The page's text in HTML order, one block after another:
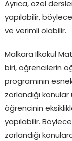
Ayrıca, özel
yapılabilir,
ve verimli olabilir.
Malkara İlkokul
biri, öğrencilerin
programının
zorlandığı
öğrencinin
yapılabilir.
zorlandığı